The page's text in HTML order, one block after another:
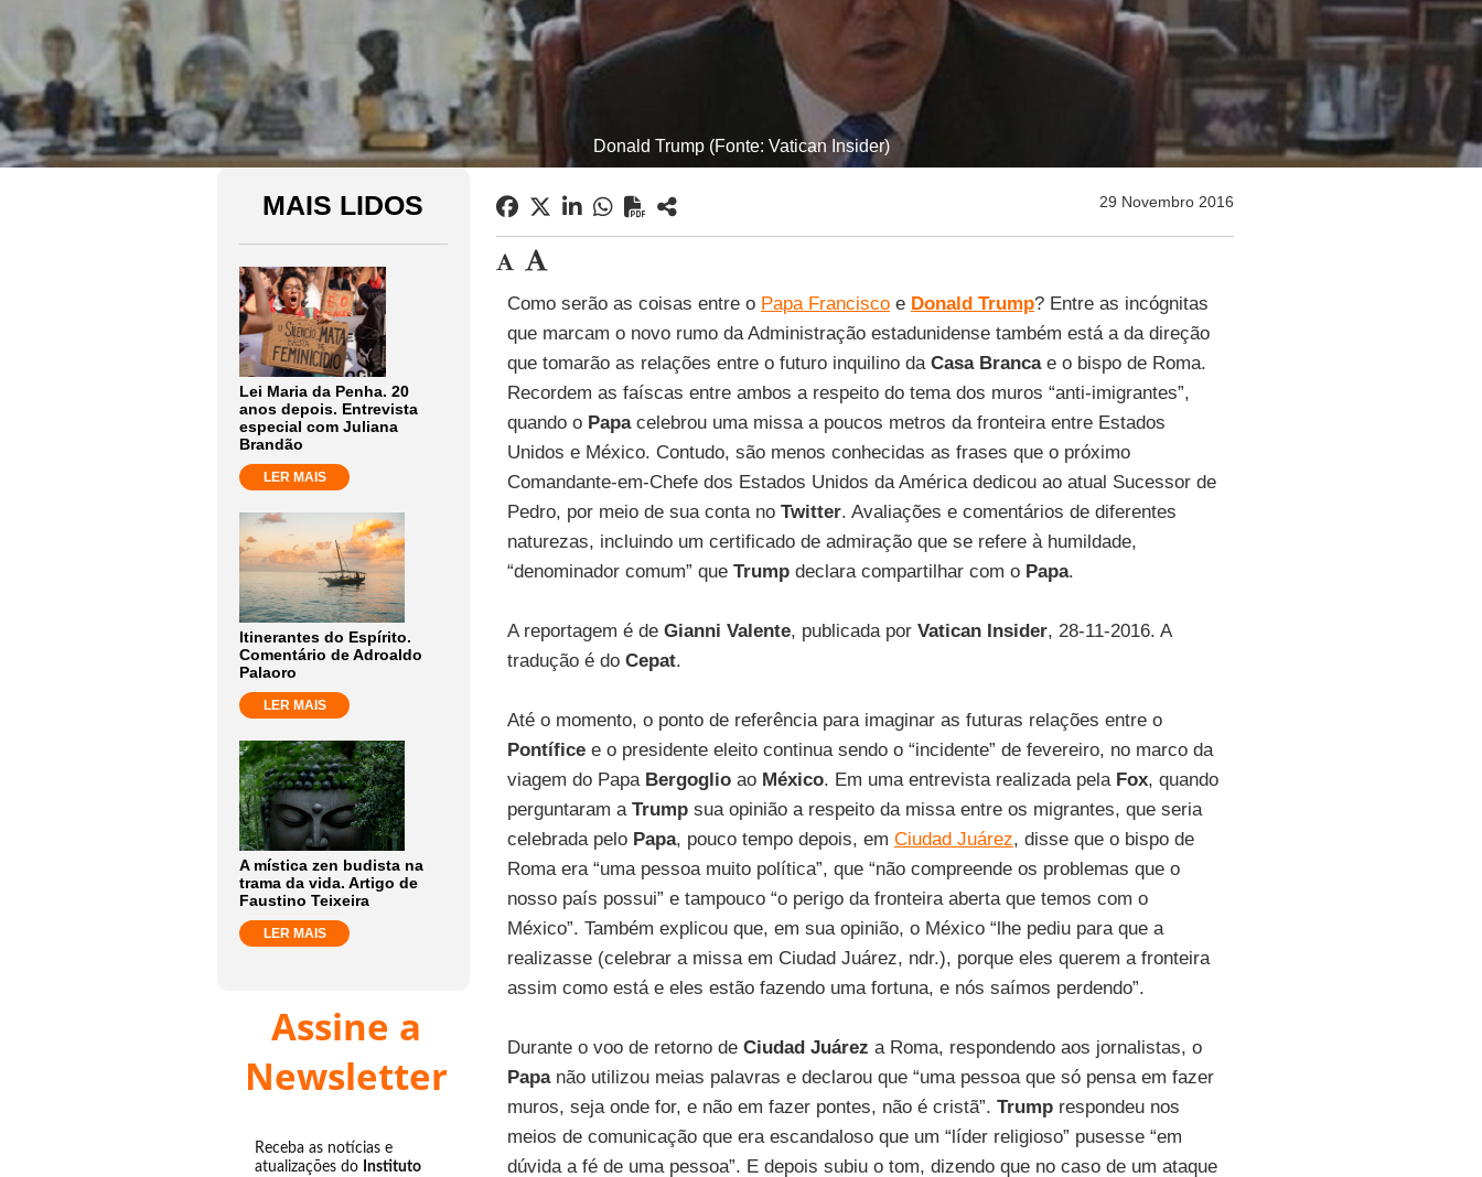
Donald Trump (Fonte: Vatican Insider)
MAIS LIDOS
Lei Maria da Penha. 20
anos depois. Entrevista
especial com Juliana
Brandão
LER MAIS
Itinerantes do Espírito.
Comentário de Adroaldo
Palaoro
LER MAIS
A mística zen budista na
trama da vida. Artigo de
Faustino Teixeira
LER MAIS
Assine a
Newsletter
Receba as notícias e
atualizações do Instituto
29 Novembro 2016
Como serão as coisas entre o Papa Franciscoe Donald Trump? Entre as incógnitas
que marcam o novo rumo da Administração estadunidense também está a da direção
que tomarão as relações entre o futuro inquilino da Casa Brancae o bispo de Roma.
Recordem as faíscas entre ambos a respeito do tema dos muros “anti-imigrantes”,
quando o Papacelebrou uma missa a poucos metros da fronteira entre Estados
Unidos e México. Contudo, são menos conhecidas as frases que o próximo
Comandante-em-Chefe dos Estados Unidos da América dedicou ao atual Sucessor de
Pedro, por meio de sua conta no Twitter. Avaliações e comentários de diferentes
naturezas, incluindo um certificado de admiração que se refere à humildade,
“denominador comum” que Trumpdeclara compartilhar com o Papa.
A reportagem é de Gianni Valente, publicada por Vatican Insider, 28-11-2016. A
tradução é do Cepat.
Até o momento, o ponto de referência para imaginar as futuras relações entre o
Pontíficee o presidente eleito continua sendo o “incidente” de fevereiro, no marco da
viagem do Papa Bergoglioao México. Em uma entrevista realizada pela Fox, quando
perguntaram a Trumpsua opinião a respeito da missa entre os migrantes, que seria
celebrada pelo Papa, pouco tempo depois, em Ciudad Juárez, disse que o bispo de
Roma era “uma pessoa muito política”, que “não compreende os problemas que o
nosso país possui” e tampouco “o perigo da fronteira aberta que temos com o
México”. Também explicou que, em sua opinião, o México “lhe pediu para que a
realizasse (celebrar a missa em Ciudad Juárez, ndr.), porque eles querem a fronteira
assim como está e eles estão fazendo uma fortuna, e nós saímos perdendo”.
Durante o voo de retorno de Ciudad Juárez a Roma, respondendo aos jornalistas, o
Papanão utilizou meias palavras e declarou que “uma pessoa que só pensa em fazer
muros, seja onde for, e não em fazer pontes, não é cristã”. Trumprespondeu nos
meios de comunicação que era escandaloso que um “líder religioso” pusesse “em
dúvida a fé de uma pessoa”. E depois subiu o tom, dizendo que no caso de um ataque